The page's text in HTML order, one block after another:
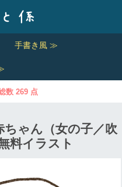
手書き風 ≫
数 269 点
ゃん（女の子／吹
料イラスト